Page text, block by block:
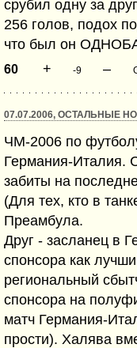
срубил одну за
256 голов, подох
что был он
60 + -9 –
07.07.2006, ОСТАЛЬНЫЕ
ЧМ-2006 по
Германия-Италия.
забиты на
(Для тех, кто в
Преамбула.
Друг - засланец в
спонсора как
региональный
спонсора на
матч Германия-
прости). Халява